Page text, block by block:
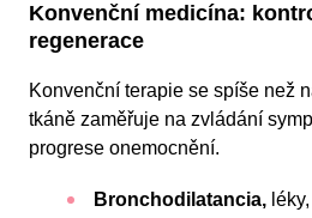
Konvenční medicína:
regenerace
Konvenční terapie se spíše než
tkáně zaměřuje na zvládání
progrese onemocnění.
Bronchodilatancia,